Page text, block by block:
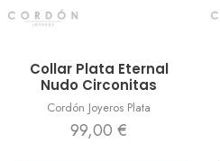
Collar Plata Eternal
Nudo Circonitas
Cordón Joyeros Plata
99,00€